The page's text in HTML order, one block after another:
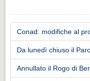
Conad: modifiche al
Da lunedì chiuso il
Annullato il Rogo di